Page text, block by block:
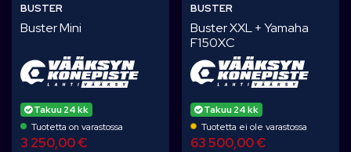
BUSTER
Buster Mini
Takuu 24 kk
Tuotetta on varastossa
3 250,00 €
BUSTER
Buster XXL + Yamaha
F150XC
Takuu 24 kk
Tuotetta ei ole varastossa
63 500,00 €